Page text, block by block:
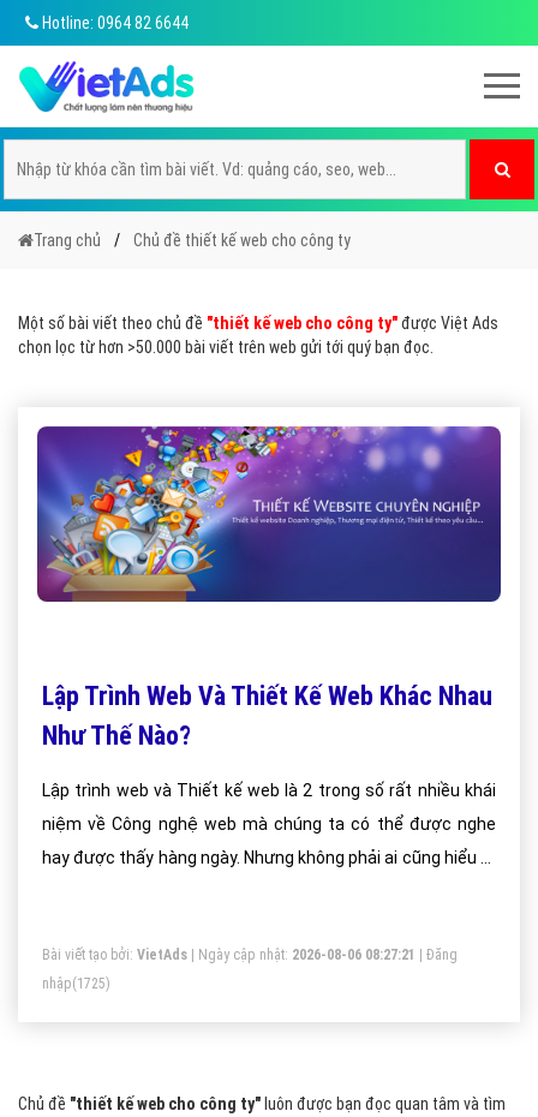
Hotline: 0964 82 6644
Trang chủ Chủ đề thiết kế web cho công ty
Một số bài viết theo chủ đề "thiết kế web cho công ty"được Việt Ads
chọn lọc từ hơn >50.000 bài viết trên web gửi tới quý bạn đọc.
Lập Trình Web Và Thiết Kế Web Khác Nhau
Như Thế Nào?
Lập trình web và Thiết kế web là 2 trong số rất nhiều khái
niệm về Công nghệ web mà chúng ta có thể được nghe
hay được thấy hàng ngày. Nhưng không phải ai cũng hiểu rõ
là một.
Bài viết tạo bởi: VietAds | Ngày cập nhật: 2026-08-06 08:27:21
Đăng
nhập(1725)
Chủ đề "thiết kế web cho công ty" luôn được bạn đọc quan tâm và tìm